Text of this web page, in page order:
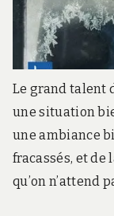
Le grand talent
une situation
une ambiance
fracassés, et de
qu’on n’attend